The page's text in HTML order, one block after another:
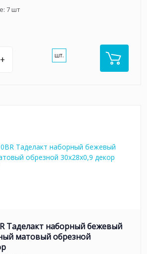
7шт
+ шт.
Таделакт наборный бежевый
матовый обрезной